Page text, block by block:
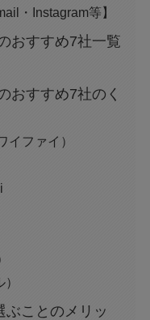
・Instagram等】
おすすめ7社一覧
おすすめ7社のく
イファイ）
ぶことのメリッ